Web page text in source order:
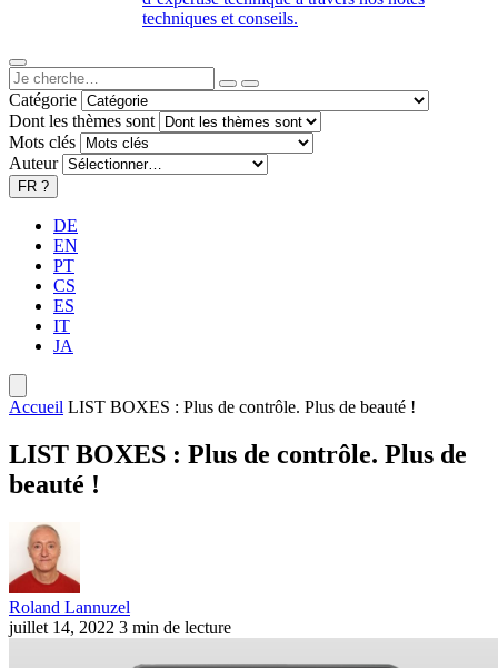
techniques et conseils.
Catégorie
Dont les thèmes sont
Mots clés
Auteur
FR ?
DE
EN
PT
CS
ES
IT
JA
Accueil LIST BOXES : Plus de contrôle. Plus de beauté !
LIST BOXES : Plus de contrôle. Plus de
beauté !
Roland Lannuzel
juillet 14, 2022 3 min de lecture